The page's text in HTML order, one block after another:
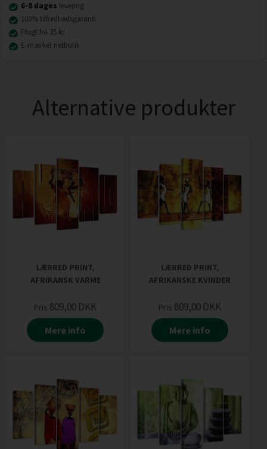
6-8 dages levering
100% tilfredhedsgaranti
Fragt fra 35 kr
E-mærket netbutik
Alternative produkter
LÆRRED PRINT,
AFRIKANSK VARME
Pris 809,00 DKK
Mere info
LÆRRED PRINT,
AFRIKANSKE KVINDER
Pris 809,00 DKK
Mere info